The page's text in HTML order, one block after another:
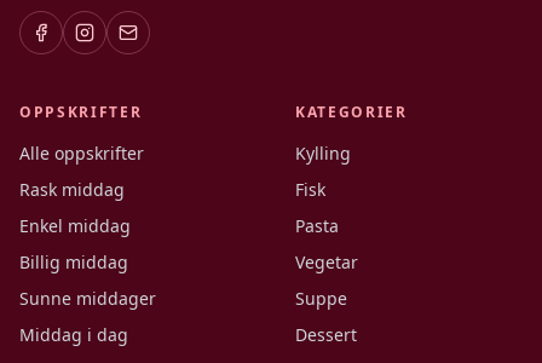
OPPSKRIFTER
Alle oppskrifter
Rask middag
Enkel middag
Billig middag
Sunne middager
Middag i dag
KATEGORIER
Kylling
Fisk
Pasta
Vegetar
Suppe
Dessert